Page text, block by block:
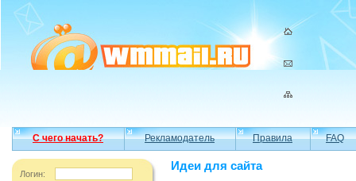
С чего начать? Рекламодатель Правила FAQ
Логин:
Идеи для сайта